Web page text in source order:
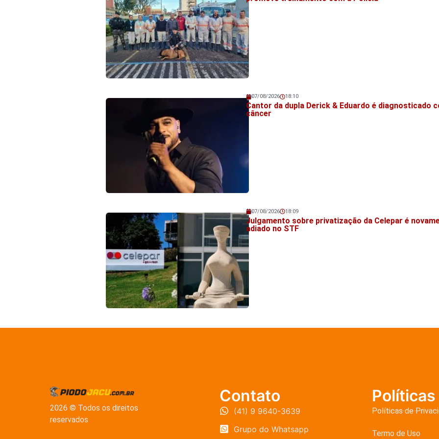
Veja também!
07/08/2026 18:10
Cantor da dupla Derick & Eduardo é diagnosticado
câncer
Veja também!
07/08/2026 18:09
Julgamento sobre privatização da Celepar é
adiado no STF
2026 © Todos os direitos
reservados
Contato
(41) 9 9640-3639
Grupo do Whatsapp
Políticas
Políticas de
Termo de Uso